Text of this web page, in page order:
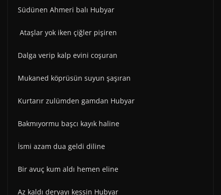
Südünen Ahmeri balı Hubyar
Ataşlar yok iken çiğler pişiren
Dalga verip kalp evini coşuran
Mukaned köprüsün suyun şaşıran
Kurtarır zulümden gamdan Hubyar
Bakmıyormu başcı kayık haline
İsmi azam dua geldi diline
Bir avuç kum aldı hemen eline
Az kaldı deryayı kessin Hubyar